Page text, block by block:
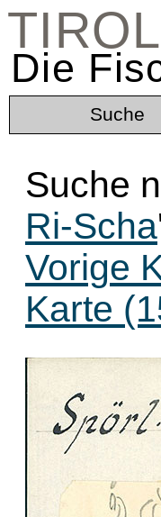
Die
Suche
Suche
Ri-Scha
Vorige
Karte